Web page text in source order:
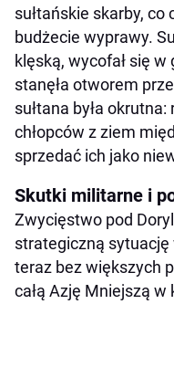
sułtańskie skarby, co
budżecie wyprawy.
klęską, wycofał się
stanęła otworem
sułtana była
chłopców z ziem
sprzedać ich jako
Skutki militarne i
Zwycięstwo pod
strategiczną
teraz bez większych
całą Azję Mniejszą